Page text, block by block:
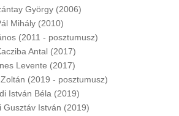
György (2006)
Mihály (2010)
(2011 - posztumusz)
Antal (2017)
Levente (2017)
(2019 - posztumusz)
István Béla (2019)
Gusztáv István (2019)